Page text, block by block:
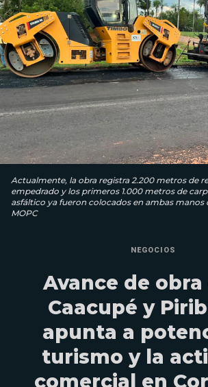
Actualmente, la obra registra 2.200 metros de
empedrado y los primeros 1.000 metros de
asfáltico ya fueron colocados en ambas manos
MOPC
NEGOCIOS
Avance de
Caacupé y
apunta a
turismo y la
comercial en